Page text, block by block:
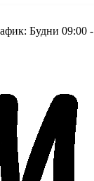
Будни